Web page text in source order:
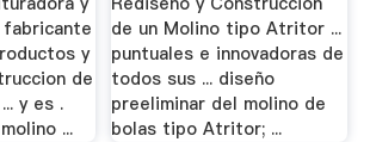
fabricante
y
de
y es .
...
de un Molino tipo Atritor ...
puntuales e innovadoras de
todos sus ... diseño
preeliminar del molino de
bolas tipo Atritor; ...